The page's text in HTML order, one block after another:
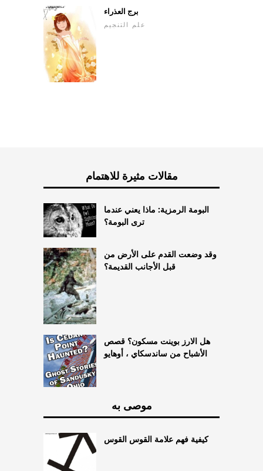
برج العذراء
علم التنجيم
مقالات مثيرة للاهتمام
البومة الرمزية: ماذا يعني عندما
ترى البومة؟
وقد وضعت القدم على الأرض من
قبل الأجانب القديمة؟
هل الارز بوينت مسكون؟ قصص
الأشباح من ساندسكاي ، أوهايو
موصى به
كيفية فهم علامة القوس القوس